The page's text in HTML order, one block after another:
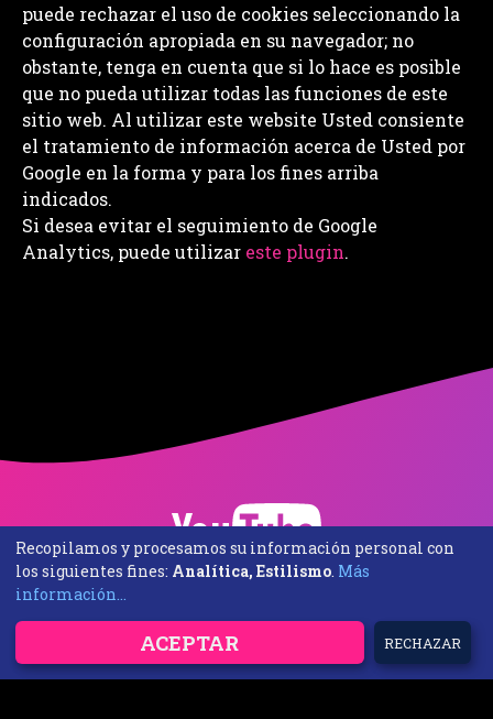
puede rechazar el uso de cookies seleccionando la
configuración apropiada en su navegador; no
obstante, tenga en cuenta que si lo hace es posible
que no pueda utilizar todas las funciones de este
sitio web. Al utilizar este website Usted consiente
el tratamiento de información acerca de Usted por
Google en la forma y para los fines arriba
indicados.
Si desea evitar el seguimiento de Google
Analytics, puede utilizar este plugin.
Recopilamos y procesamos su información personal con
los siguientes fines: Analítica, Estilismo. Más
información...
ACEPTAR RECHAZAR